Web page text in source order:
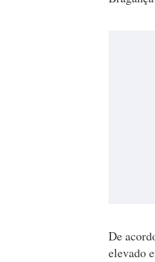
De
elevado